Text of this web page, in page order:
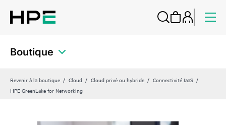
Boutique
Revenir à la boutique Cloud Cloud privé ou hybride
Connectivité IaaS
HPE GreenLake for Networking